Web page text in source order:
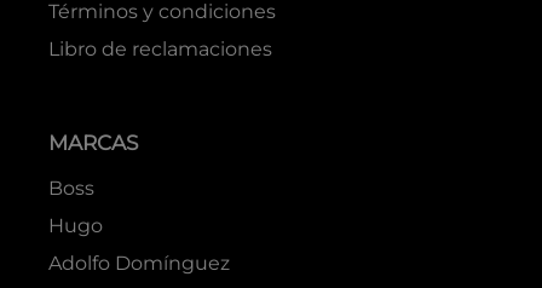
Términos y condiciones
Libro de reclamaciones
MARCAS
Boss
Hugo
Adolfo Domínguez